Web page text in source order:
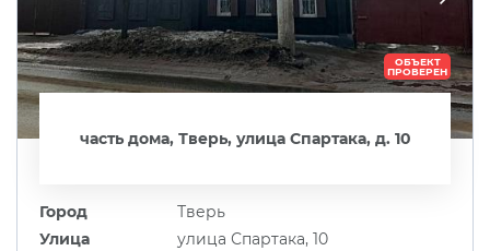
ОБЪЕКТ
ПРОВЕРЕН
часть дома, Тверь, улица Спартака, д. 10
Город
Тверь
Улица
улица Спартака, 10